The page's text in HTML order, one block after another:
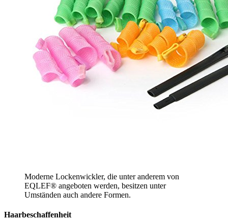
Moderne Lockenwickler, die unter anderem von
EQLEF® angeboten werden, besitzen unter
Umständen auch andere Formen.
Haarbeschaffenheit